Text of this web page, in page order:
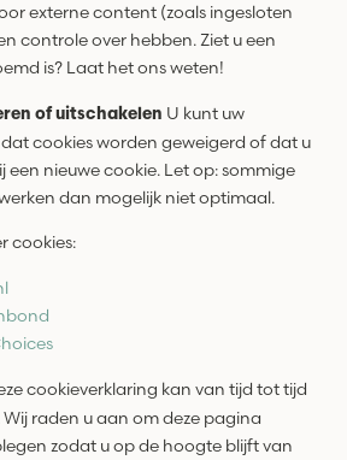
externe content (zoals ingesloten
controle over hebben. Ziet u een
is? Laat het ons weten!
of uitschakelen U kunt uw
cookies worden geweigerd of dat u
een nieuwe cookie. Let op: sommige
dan mogelijk niet optimaal.
cookies:
cookieverklaring kan van tijd tot tijd
raden u aan om deze pagina
zodat u op de hoogte blijft van